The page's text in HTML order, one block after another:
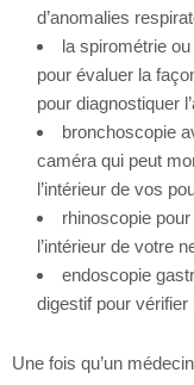
d’anomalies
la spirométrie
pour évaluer la
pour diagnostiquer
bronchoscopie
caméra qui peut
l’intérieur de vos
rhinoscopie
l’intérieur de votre
endoscopie
digestif pour vérifier
Une fois qu’un